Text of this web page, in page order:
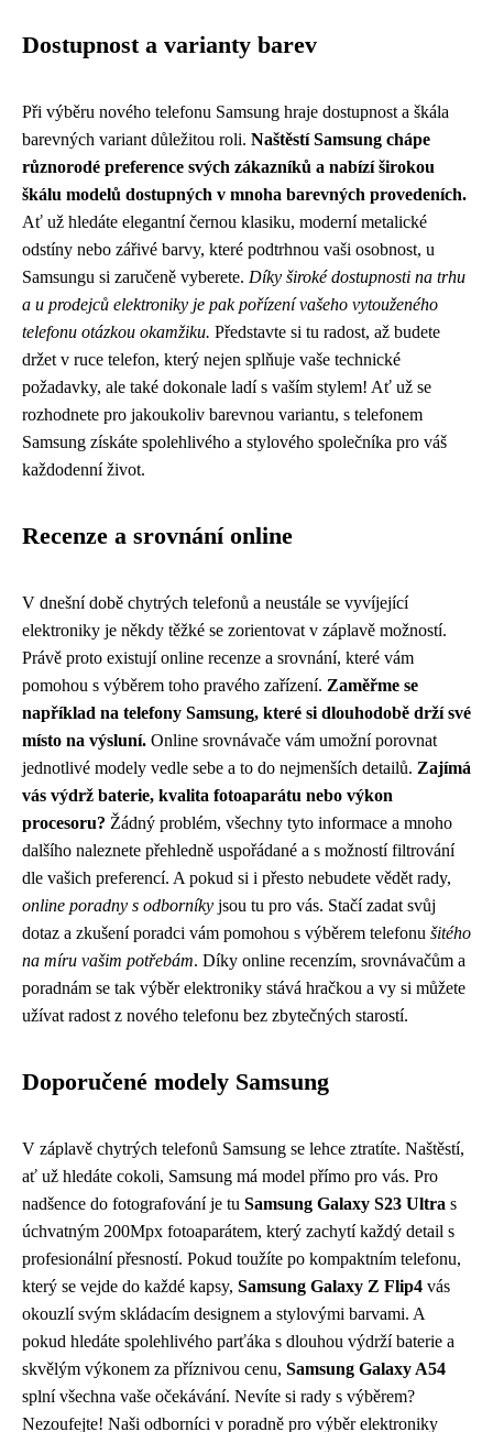
Dostupnost a varianty barev
Při výběru nového telefonu Samsung hraje dostupnost a škála
barevných variant důležitou roli. Naštěstí Samsung chápe
různorodé preference svých zákazníků a nabízí širokou
škálu modelů dostupných v mnoha barevných provedeních.
Ať už hledáte elegantní černou klasiku, moderní metalické
odstíny nebo zářivé barvy, které podtrhnou vaši osobnost, u
Samsungu si zaručeně vyberete. Díky široké dostupnosti na trhu
a u prodejců elektroniky je pak pořízení vašeho vytouženého
telefonu otázkou okamžiku. Představte si tu radost, až budete
držet v ruce telefon, který nejen splňuje vaše technické
požadavky, ale také dokonale ladí s vaším stylem! Ať už se
rozhodnete pro jakoukoliv barevnou variantu, s telefonem
Samsung získáte spolehlivého a stylového společníka pro váš
každodenní život.
Recenze a srovnání online
V dnešní době chytrých telefonů a neustále se vyvíjející
elektroniky je někdy těžké se zorientovat v záplavě možností.
Právě proto existují online recenze a srovnání, které vám
pomohou s výběrem toho pravého zařízení. Zaměřme se
například na telefony Samsung, které si dlouhodobě drží své
místo na výsluní. Online srovnávače vám umožní porovnat
jednotlivé modely vedle sebe a to do nejmenších detailů. Zajímá
vás výdrž baterie, kvalita fotoaparátu nebo výkon
procesoru? Žádný problém, všechny tyto informace a mnoho
dalšího naleznete přehledně uspořádané a s možností filtrování
dle vašich preferencí. A pokud si i přesto nebudete vědět rady,
online poradny s odborníky jsou tu pro vás. Stačí zadat svůj
dotaz a zkušení poradci vám pomohou s výběrem telefonu šitého
na míru vašim potřebám. Díky online recenzím, srovnávačům a
poradnám se tak výběr elektroniky stává hračkou a vy si můžete
užívat radost z nového telefonu bez zbytečných starostí.
Doporučené modely Samsung
V záplavě chytrých telefonů Samsung se lehce ztratíte. Naštěstí,
ať už hledáte cokoli, Samsung má model přímo pro vás. Pro
nadšence do fotografování je tu Samsung Galaxy S23 Ultra s
úchvatným 200Mpx fotoaparátem, který zachytí každý detail s
profesionální přesností. Pokud toužíte po kompaktním telefonu,
který se vejde do každé kapsy, Samsung Galaxy Z Flip4 vás
okouzlí svým skládacím designem a stylovými barvami. A
pokud hledáte spolehlivého parťáka s dlouhou výdrží baterie a
skvělým výkonem za příznivou cenu, Samsung Galaxy A54
splní všechna vaše očekávání. Nevíte si rady s výběrem?
Nezoufejte! Naši odborníci v poradně pro výběr elektroniky